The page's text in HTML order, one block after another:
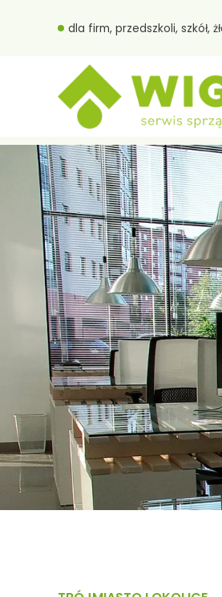
dla firm, przedszkoli, szkół,